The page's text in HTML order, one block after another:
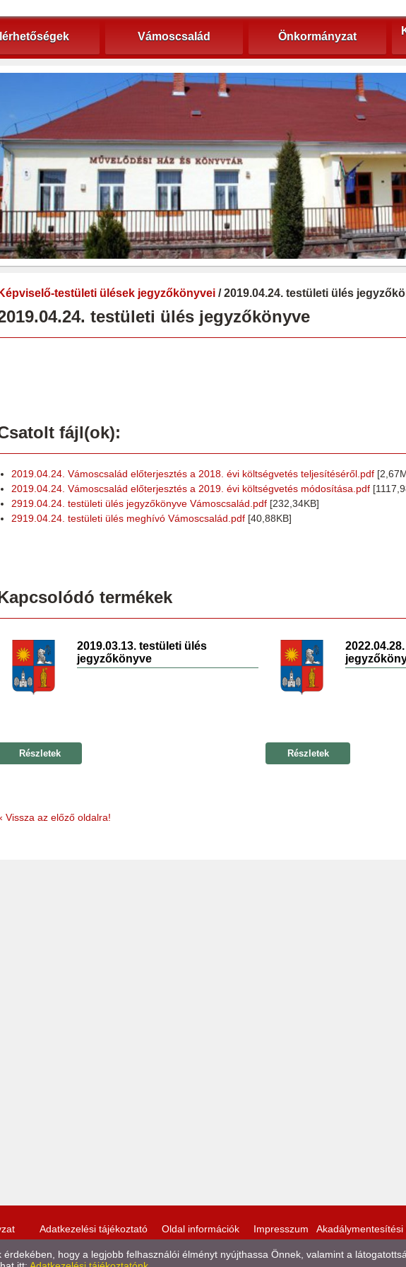
Vámoscsalád Önkormányzat
Képviselő-testületi ülések jegyzőkönyvei / 2019.04.24. testületi ülés
testületi ülés jegyzőkönyve
fájl(ok):
2019.04.24. Vámoscsalád előterjesztés a 2018. évi költségvetés teljesítéséről.pdf
2019.04.24. Vámoscsalád előterjesztés a 2019. évi költségvetés módosítása.pdf
2919.04.24. testületi ülés jegyzőkönyve Vámoscsalád.pdf [232,34KB]
2919.04.24. testületi ülés meghívó Vámoscsalád.pdf [40,88KB]
termékek
2019.03.13. testületi ülés
jegyzőkönyve
Részletek Részletek
Vissza az előző oldalra!
Adatkezelési tájékoztató Oldal információk Impresszum Akadálymentesítési
hogy a legjobb felhasználói élményt nyújthassa Önnek, valamint a